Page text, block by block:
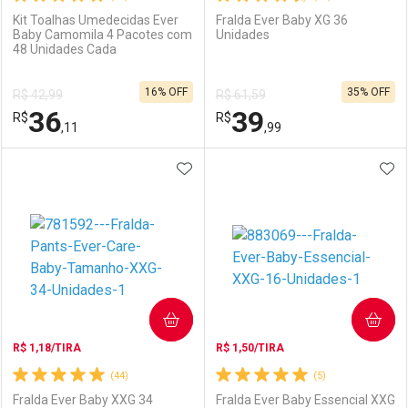
Comprar sem Desconto
Por R$ 89,90/cada
Comprar sem Desconto
Por R$ 89,90/cada
Comprar sem Desconto
Por R$ 14,39/cada
Comprar sem Desconto
Por R$ 14,39/cada
Kit Toalhas Umedecidas Ever
Baby Camomila 4 Pacotes com
48 Unidades Cada
R$ 42,99
R$36,11
16% OFF
Laboratório
Por Menos
Fralda Ever Baby XG 36
Unidades
R$ 61,59
R$39,99
35% OFF
Laboratório
Por Menos
(44)
R$ 1,18/TIRA
Fralda Ever Baby XXG 34
ADICIONAR AOS FAVORITOS
COMPRAR
(5)
R$ 1,50/TIRA
Fralda Ever Baby Essencial XXG
COMPRAR